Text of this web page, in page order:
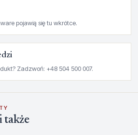
pojawią się tu wkrótce.
Zadzwoń: +48 504 500 007.
także